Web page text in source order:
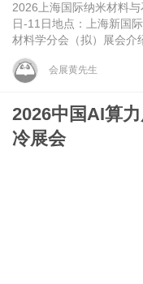
2026上海国际纳米材料
日-11日地点：上海新国
材料学分会（拟）展会介
料展览会将于2026年12
会展黄先生
2026中国AI算
冷展会